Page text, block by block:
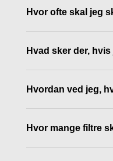
Hvor ofte skal jeg
Hvad sker der,
Hvordan ved jeg,
Hvor mange filtre